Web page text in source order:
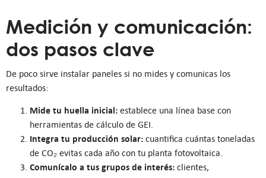
Medición y comunicación:
dos pasos clave
De poco sirve instalar paneles si no mides y comunicas los
resultados:
Mide tu huella inicial: establece una línea base con
herramientas de cálculo de GEI.
Integra tu producción solar: cuantifica cuántas toneladas
de CO₂ evitas cada año con tu planta fotovoltaica.
Comunícalo a tus grupos de interés: clientes,